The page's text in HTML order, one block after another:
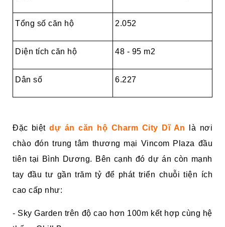
Tổng số căn hộ 2.052
Diện tích căn hộ 48 - 95 m2
Dân số 6.227
Đặc biệtdự án căn hộ Charm City Dĩ An là nơi
chào đón trung tâm thương mại Vincom Plaza đầu
tiên tại Bình Dương. Bên cạnh đó dự án còn mạnh
tay đầu tư gần trăm tỷ để phát triển chuỗi tiện ích
cao cấp như:
- Sky Garden trên độ cao hơn 100m kết hợp cùng hệ